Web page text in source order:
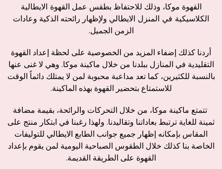
القهوة موكا، وذلك للاحتفاظ بطقس عمل القهوة الايطالية
الكلاسيكية في المنزل الايطالي ولإظهار رائحته الذكية وعادات
الزمن الجميل.
أردنا كذلك إضفاء المزيد من الخصوصية على لحظة إعداد القهوة
التقليدية في المنازل ببلدنا من خلال ماكينة موكا. وهي لا غنى عنها
بالنسبة للكثيرين، كما تعد مداعبة محبوبة لمن لا يمتلك دائماً الوقت
للاستمتاع بتحضير القهوة بهذه الماكينة.
تتمتع ماكينة موكا، من خلال التحركات والرائحة، بقيمة مضافة
ثمينة للغاية ترتبط بعاداتنا وتقاليدنا. ولهذا رغبنا في ابتكار منتج على
المقاس بإمكانه إظهار جميع جوانب الطابع الايطالي للتوليفات
الخاصة بنا كذلك خلال الطقوس الصباحية اليومية لمن يقوم بإعداد
القهوة على الطريقة القديمة.